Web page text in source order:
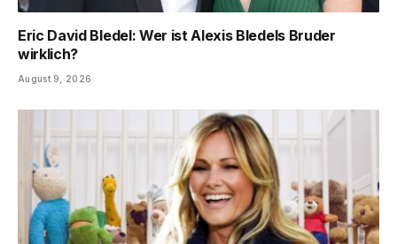
Eric David Bledel: Wer ist Alexis Bledels Bruder
wirklich?
August 9, 2026